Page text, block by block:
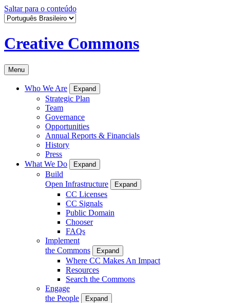
Saltar para o conteúdo
Creative Commons
Menu
Who We Are Expand
Strategic Plan
Team
Governance
Opportunities
Annual Reports & Financials
History
Press
What We Do
Expand
Build
Open Infrastructure
Expand
CC Licenses
CC Signals
Public Domain
Chooser
FAQs
Implement
the Commons
Expand
Where CC Makes An Impact
Resources
Search the Commons
Engage
the People
Expand